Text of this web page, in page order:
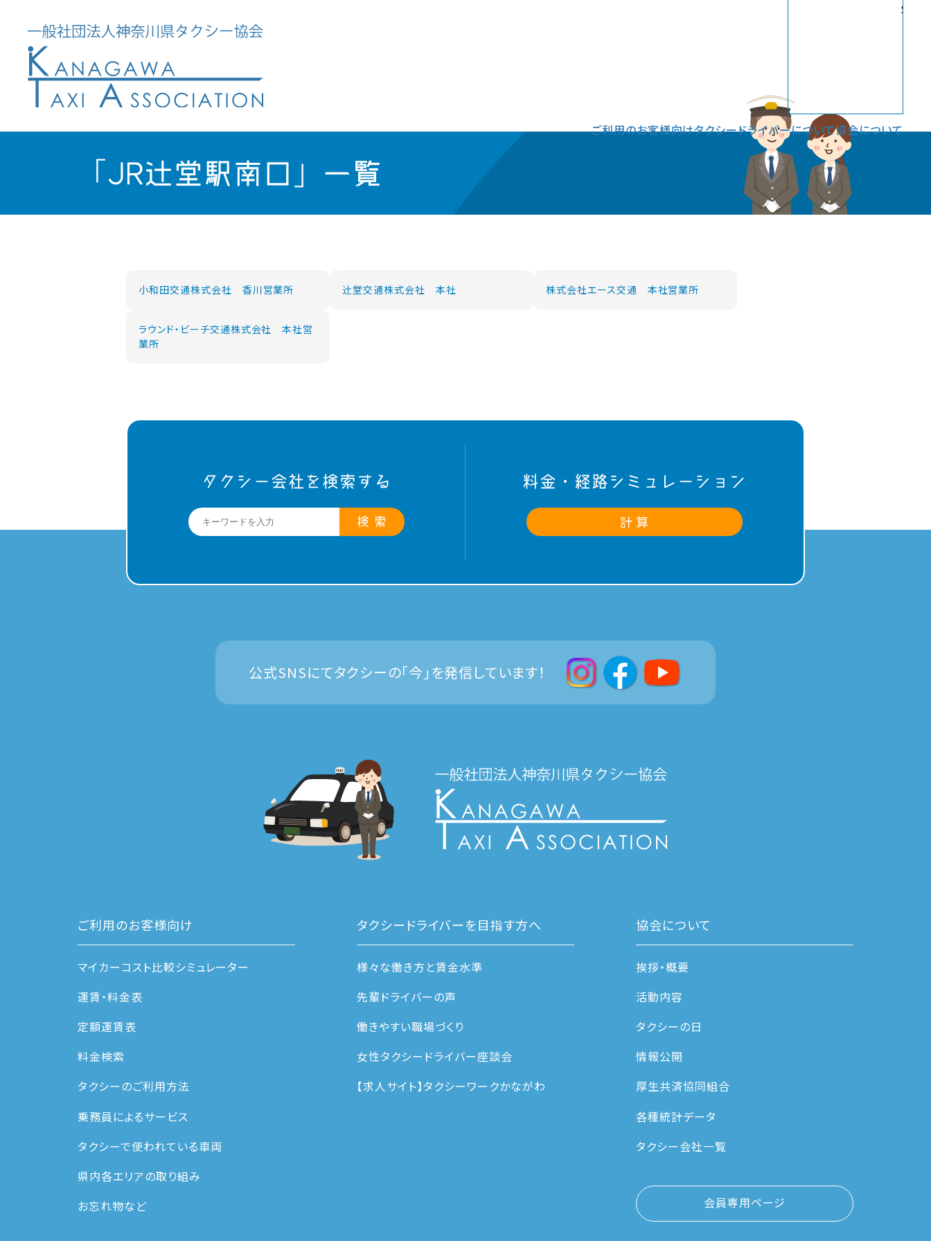
ご利用のお客様向けタクシードライバーについて協会について
「JR辻堂駅南口」一覧
小和田交通株式会社 香川営業所 辻󠄀堂交通株式会社 本社 株式会社エース交通 本社営業所
ラウンド・ビーチ交通株式会社 本社営
業所
タクシー会社を検索する
検 索
料金・経路シミュレーション
計 算
公式SNSにてタクシーの「今」を発信しています！
ご利用のお客様向け
マイカーコスト比較シミュレーター
運賃・料⾦表
定額運賃表
料金検索
タクシーのご利用方法
乗務員によるサービス
タクシーで使われている車両
県内各エリアの取り組み
お忘れ物など
タクシードライバーを目指す方へ
様々な働き方と賃金水準
先輩ドライバーの声
働きやすい職場づくり
女性タクシードライバー座談会
【求人サイト】タクシーワークかながわ
協会について
挨拶・概要
活動内容
タクシーの日
情報公開
厚生共済協同組合
各種統計データ
タクシー会社一覧
会員専用ページ